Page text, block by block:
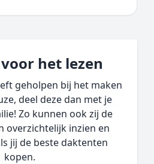
het lezen
geholpen bij het maken
deel deze dan met je
Zo kunnen ook zij de
overzichtelijk inzien en
jij de beste daktenten
kopen.